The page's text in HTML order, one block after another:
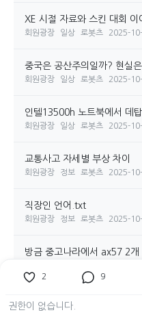
2 9
권한이 없습니다.
XE 시절 자료와 스킨 대회 이
회원광장 일상 로봇츠 2025-
중국은 공산주의일까? 현실
회원광장 일상 로봇츠 2025-
인텔13500h 노트북에서 데
회원광장 일상 로봇츠 2025-
교통사고 자세별 부상 차이
회원광장 정보 로봇츠 2025-
직장인 언어.txt
회원광장 정보 로봇츠 2025-
방금 중고나라에서 ax57 2
회원광장 일상